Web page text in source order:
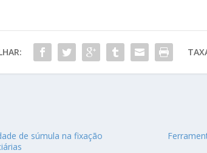
de súmula na fixação